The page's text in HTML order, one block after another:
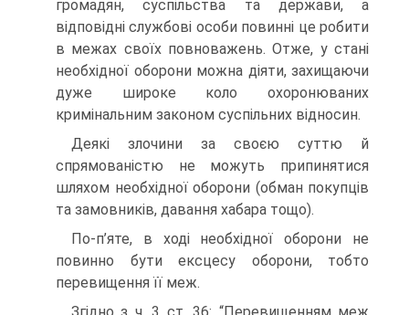
громадян, суспільства та держави, а
відповідні службові особи повинні це робити
в межах своїх повноважень. Отже, у стані
необхідної оборони можна діяти, захищаючи
дуже широке коло охоронюваних
кримінальним законом суспільних відносин.
Деякі злочини за своєю суттю й
спрямованістю не можуть припинятися
шляхом необхідної оборони (обман покупців
та замовників, давання хабара тощо).
По-п’яте, в ході необхідної оборони не
повинно бути ексцесу оборони, тобто
перевищення її меж.